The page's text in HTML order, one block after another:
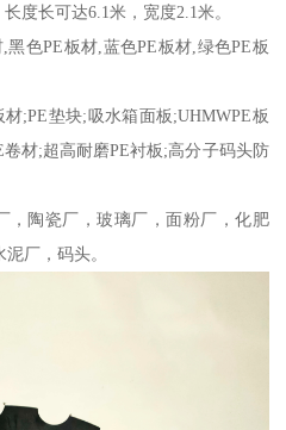
度长可达6.1米，宽度2.1米。
色PE板材,蓝色PE板材,绿色PE板
;PE垫块;吸水箱面板;UHMWPE板
材;超高耐磨PE衬板;高分子码头防
，陶瓷厂，玻璃厂，面粉厂，化肥
厂，码头。